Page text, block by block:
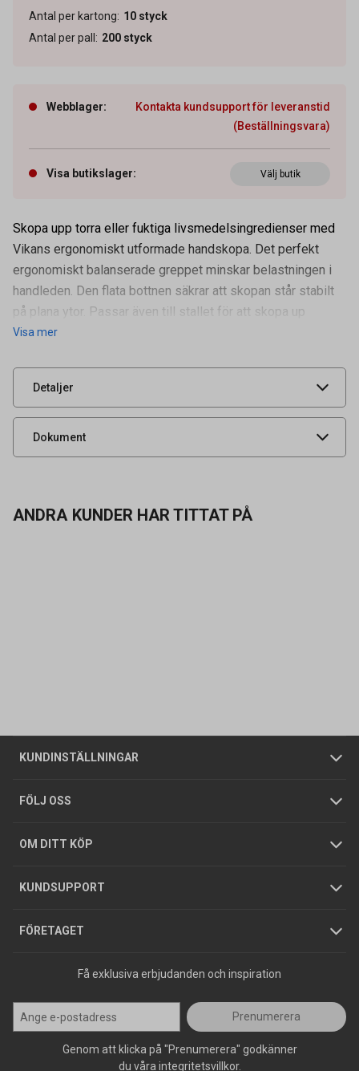
Antal per kartong: 10 styck
Antal per pall : 200 styck
Webblager:
Kontakta kundsupport för leveranstid
(Beställningsvara)
Visa butikslager: Välj butik
Skopa upp torra eller fuktiga livsmedelsingredienser med
Vikans ergonomiskt utformade handskopa. Det perfekt
ergonomiskt balanserade greppet minskar belastningen i
handleden. Den flata bottnen säkrar att skopan står stabilt
på plana ytor. Passar även till stallet för att skopa up
Visa mer
Detaljer
Artikelnummer 53909432
Volym
Leverantörens
UNSPSC 47131800
Dokument
Produktdatablad
ANDRA KUNDER HAR TITTAT PÅ
KUNDINSTÄLLNINGAR
Företagskund / Privatkund
FÖLJ OSS
OM DITT KÖP
Allmänna försäljningsvillkor
Integritetspolicy
GDPR
KUNDSUPPORT
Butiker
Foldrar och kataloger
Köpguider
Varumärken
FÖRETAGET
Om oss
Tjänster
Hållbarhet
Jobba hos oss
Press
Få exklusiva erbjudanden och inspiration
Prenumerera
Genom att klicka på "Prenumerera" godkänner
du våra integritetsvillkor.